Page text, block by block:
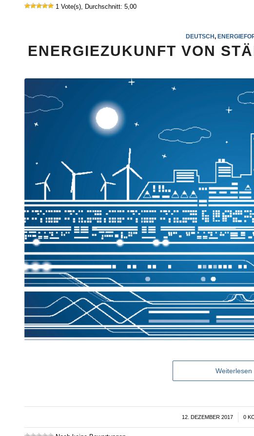
1 Vote(s), Durchschnitt: 5,00
DEUTSCH,
ENERGIEZUKUNFT VON
Weiterlesen
12. DEZEMBER 2017
/ 0